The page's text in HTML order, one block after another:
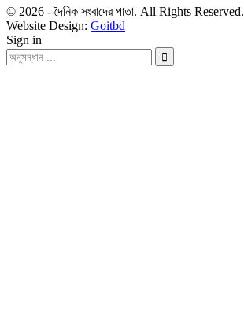
© 2026 - দৈনিক সংবাদের পাতা. All Rights Reserved.
Website Design: Goitbd
Sign in